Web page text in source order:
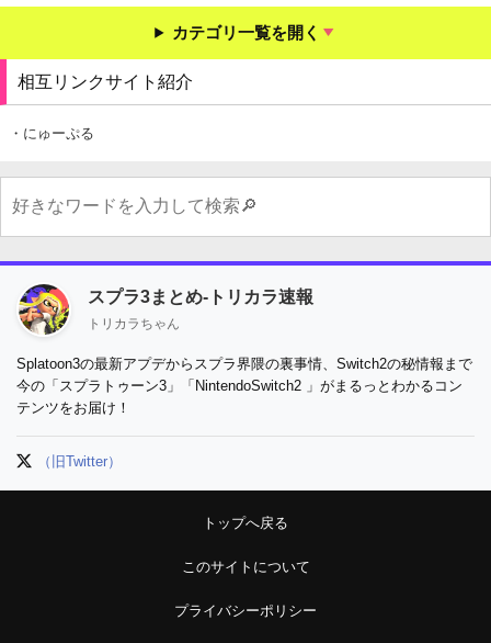
カテゴリ一覧を開く
相互リンクサイト紹介
・にゅーぷる
スプラ3まとめ-トリカラ速報
トリカラちゃん
Splatoon3の最新アプデからスプラ界隈の裏事情、Switch2の秘情報まで
今の「スプラトゥーン3」「NintendoSwitch2 」がまるっとわかるコン
テンツをお届け！
（旧Twitter）
トップへ戻る
このサイトについて
プライバシーポリシー